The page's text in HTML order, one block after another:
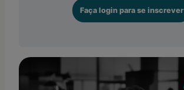
Faça login para se inscrever